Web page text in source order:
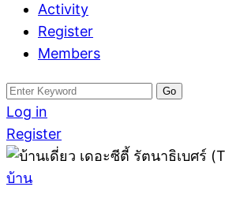
Activity
Register
Members
Search
for:
Log in
Register
บ้าน